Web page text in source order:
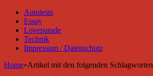
Autotests
Essay
Loveparade
Technik
Impressum / Datenschutz
Home»Artikel mit den folgenden Schlagworten